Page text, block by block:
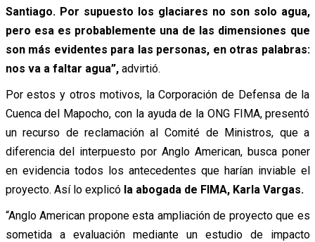
Santiago. Por supuesto los glaciares no son solo agua,
pero esa es probablemente una de las dimensiones que
son más evidentes para las personas, en otras palabras:
nos va a faltar agua”,advirtió.
Por estos y otros motivos, la Corporación de Defensa de la
Cuenca del Mapocho, con la ayuda de la ONG FIMA, presentó
un recurso de reclamación al Comité de Ministros, que a
diferencia del interpuesto por Anglo American, busca poner
en evidencia todos los antecedentes que harían inviable el
proyecto. Así lo explicó la abogada de FIMA, Karla Vargas.
“Anglo American propone esta ampliación de proyecto que es
sometida a evaluación mediante un estudio de impacto